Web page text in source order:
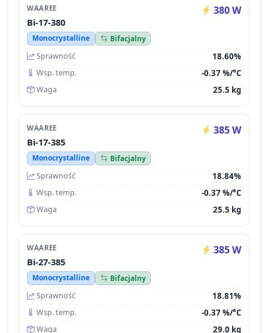
WAAREE 380 W
Bi-17-380
Monocrystalline
Bifacjalny
Sprawność
18.60%
Wsp. temp. -0.37 %/°C
Waga 25.5 kg
WAAREE 385 W
Bi-17-385
Monocrystalline
Bifacjalny
Sprawność
18.84%
Wsp. temp. -0.37 %/°C
Waga 25.5 kg
WAAREE 385 W
Bi-27-385
Monocrystalline
Bifacjalny
Sprawność
18.81%
Wsp. temp. -0.37 %/°C
Waga 29.0 kg